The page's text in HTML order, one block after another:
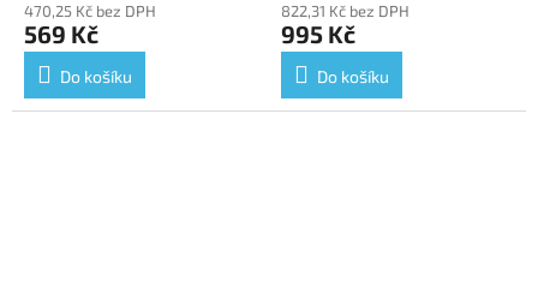
trailer - sběratelský
model auta 1/64
470,25 Kč bez DPH
569 Kč
Do košíku
model auta 1/64
822,31 Kč bez DPH
995 Kč
Do košíku